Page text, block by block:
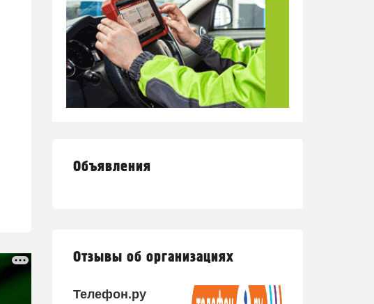
Объявления
Отзывы об организациях
Телефон.ру